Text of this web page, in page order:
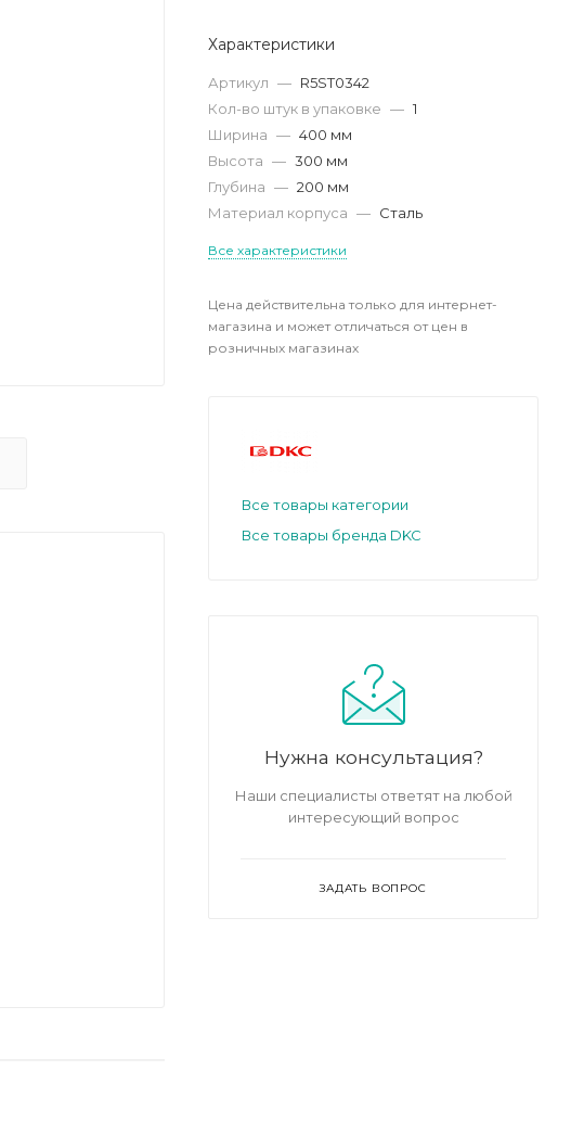
Характеристики
Артикул — R5ST0342
Кол-во штук в упаковке — 1
Ширина — 400 мм
Высота — 300 мм
Глубина — 200 мм
Материал корпуса — Сталь
Все характеристики
Цена действительна только для интернет-
магазина и может отличаться от цен в
розничных магазинах
Все товары категории
Все товары бренда DKC
Нужна консультация?
Наши специалисты ответят на любой
интересующий вопрос
ЗАДАТЬ ВОПРОС